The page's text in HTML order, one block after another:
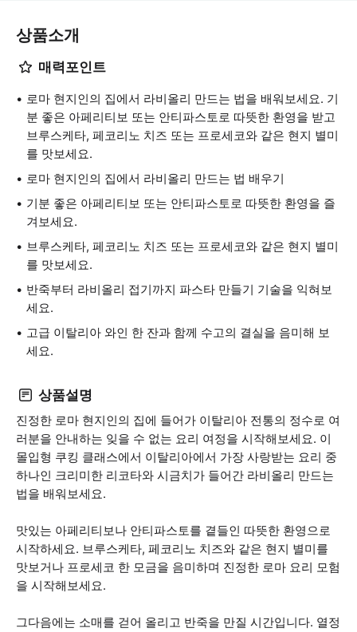
상품소개
매력포인트
로마 현지인의 집에서 라비올리 만드는 법을 배워보세요. 기
분 좋은 아페리티보 또는 안티파스토로 따뜻한 환영을 받고
브루스케타, 페코리노 치즈 또는 프로세코와 같은 현지 별미
를 맛보세요.
로마 현지인의 집에서 라비올리 만드는 법 배우기
기분 좋은 아페리티보 또는 안티파스토로 따뜻한 환영을 즐
겨보세요.
브루스케타, 페코리노 치즈 또는 프로세코와 같은 현지 별미
를 맛보세요.
반죽부터 라비올리 접기까지 파스타 만들기 기술을 익혀보
세요.
고급 이탈리아 와인 한 잔과 함께 수고의 결실을 음미해 보
세요.
상품설명
진정한 로마 현지인의 집에 들어가 이탈리아 전통의 정수로 여
러분을 안내하는 잊을 수 없는 요리 여정을 시작해보세요. 이
몰입형 쿠킹 클래스에서 이탈리아에서 가장 사랑받는 요리 중
하나인 크리미한 리코타와 시금치가 들어간 라비올리 만드는
법을 배워보세요.
맛있는 아페리티보나 안티파스토를 곁들인 따뜻한 환영으로
시작하세요. 브루스케타, 페코리노 치즈와 같은 현지 별미를
맛보거나 프로세코 한 모금을 음미하며 진정한 로마 요리 모험
을 시작해보세요.
그다음에는 소매를 걷어 올리고 반죽을 만질 시간입니다. 열정